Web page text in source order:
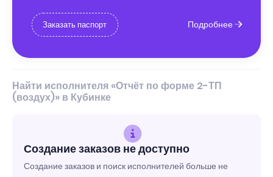
Заказать паспорт Подробнее
Найти исполнителя «Отчёт по форме 2-ТП
(воздух)» в Кубинке
Создание заказов не доступно
Создание заказов и поиск исполнителей больше не